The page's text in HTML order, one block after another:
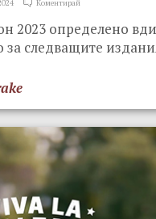
Коментирай
2023 определено
за следващите